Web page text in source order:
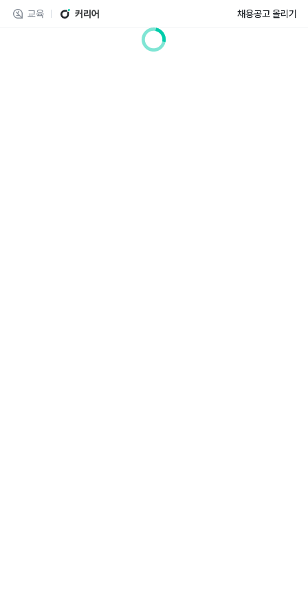
교육 커리어 채용공고 올리기